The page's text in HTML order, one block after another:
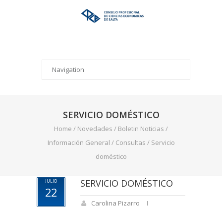
SERVICIO DOMÉSTICO
Home / Novedades / Boletin Noticias /
Información General / Consultas / Servicio
doméstico
JULIO
22
SERVICIO DOMÉSTICO
Carolina Pizarro